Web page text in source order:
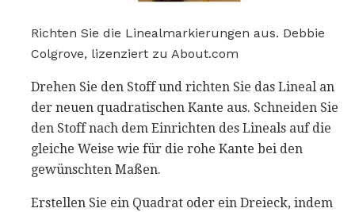
Richten Sie die Linealmarkierungen aus. Debbie
Colgrove, lizenziert zu About.com
Drehen Sie den Stoff und richten Sie das Lineal an
der neuen quadratischen Kante aus. Schneiden Sie
den Stoff nach dem Einrichten des Lineals auf die
gleiche Weise wie für die rohe Kante bei den
gewünschten Maßen.
Erstellen Sie ein Quadrat oder ein Dreieck, indem